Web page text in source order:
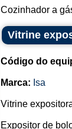
Cozinhador a
Vitrine
Código do
Marca: Isa
Vitrine
Expositor de